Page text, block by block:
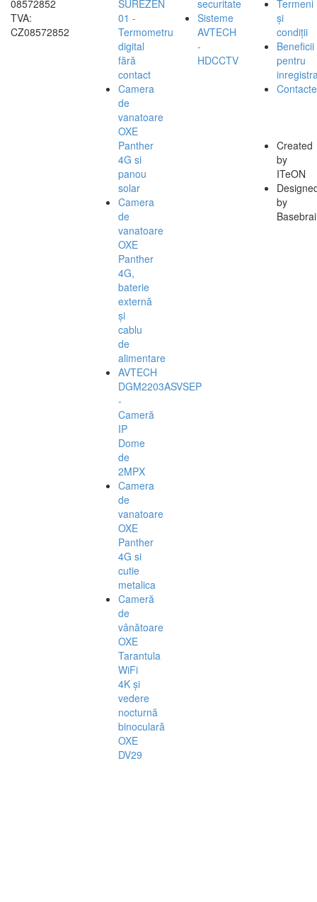
08572852
TVA:
CZ08572852
SUREZEN
01 -
Termometru
digital
fără
contact
Camera
de
vanatoare
OXE
Panther
4G si
panou
solar
Camera
de
vanatoare
OXE
Panther
4G,
baterie
externă
și
cablu
de
alimentare
AVTECH
DGM2203ASVSEP
-
Cameră
IP
Dome
de
2MPX
Camera
de
vanatoare
OXE
Panther
4G si
cutie
metalica
Cameră
de
vânătoare
OXE
Tarantula
WiFi
4K și
vedere
nocturnă
binoculară
OXE
DV29
securitate
Sisteme
AVTECH
-
HDCCTV
Termeni
și
condiții
Beneficii
pentru
Contacte
Created
by
ITeON
by